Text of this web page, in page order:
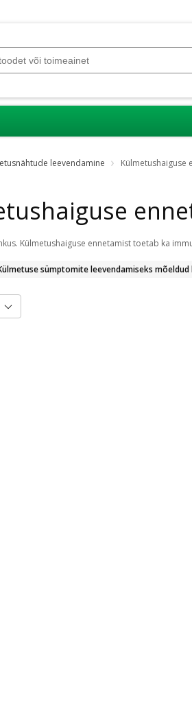
leevendamine Külmetushaiguse
sümptomite leevendamiseks